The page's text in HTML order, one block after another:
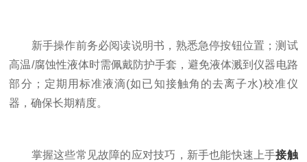
新手操作前务必阅读说明书，熟悉急停按钮位置；测试
高温/腐蚀性液体时需佩戴防护手套，避免液体溅到仪器电路
部分；定期用标准液滴(如已知接触角的去离子水)校准仪
器，确保长期精度。
掌握这些常见故障的应对技巧，新手也能快速上手接触